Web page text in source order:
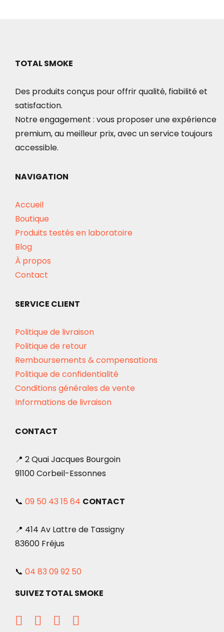
TOTAL SMOKE
Des produits conçus pour offrir qualité, fiabilité et
satisfaction.
Notre engagement : vous proposer une expérience
premium, au meilleur prix, avec un service toujours
accessible.
NAVIGATION
Accueil
Boutique
Produits testés en laboratoire
Blog
À propos
Contact
SERVICE CLIENT
Politique de livraison
Politique de retour
Remboursements & compensations
Politique de confidentialité
Conditions générales de vente
Informations de livraison
CONTACT
📍 2 Quai Jacques Bourgoin
91100 Corbeil-Essonnes
📞 09 50 43 15 64 CONTACT
📍 414 Av Lattre de Tassigny
83600 Fréjus
📞 04 83 09 92 50
SUIVEZ TOTAL SMOKE